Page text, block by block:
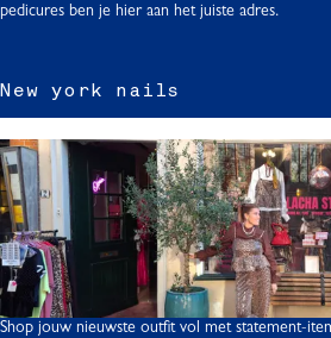
New york nails
pedicures ben je hier aan het juiste adres.
Shop jouw nieuwste outfit vol met statement-